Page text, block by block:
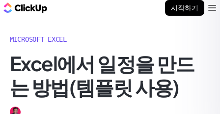
시작하기
MICROSOFT EXCEL
Excel에서 일정을 만드
는 방법(템플릿 사용)